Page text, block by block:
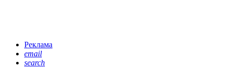
Реклама
email
search